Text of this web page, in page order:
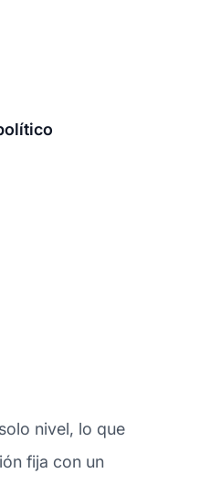
nivel, lo que
fija con un